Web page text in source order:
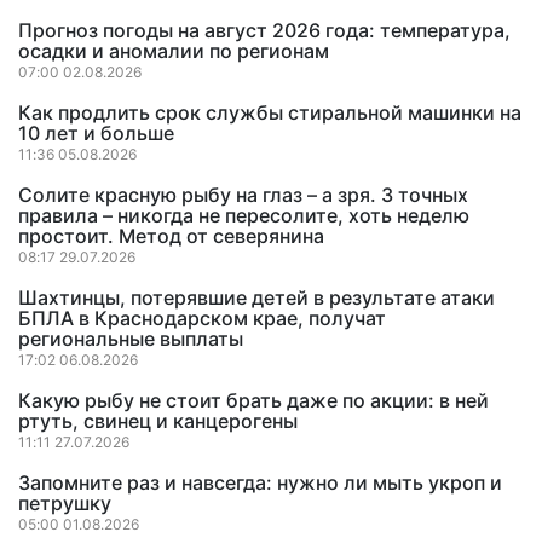
Прогноз погоды на август 2026 года: температура,
осадки и аномалии по регионам
07:00 02.08.2026
Как продлить срок службы стиральной машинки на
10 лет и больше
11:36 05.08.2026
Солите красную рыбу на глаз – а зря. 3 точных
правила – никогда не пересолите, хоть неделю
простоит. Метод от северянина
08:17 29.07.2026
Шахтинцы, потерявшие детей в результате атаки
БПЛА в Краснодарском крае, получат
региональные выплаты
17:02 06.08.2026
Какую рыбу не стоит брать даже по акции: в ней
ртуть, свинец и канцерогены
11:11 27.07.2026
Запомните раз и навсегда: нужно ли мыть укроп и
петрушку
05:00 01.08.2026